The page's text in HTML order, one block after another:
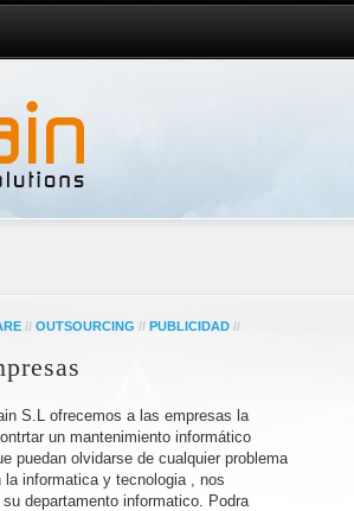
// OUTSOURCING // PUBLICIDAD //
S.L ofrecemos a las empresas la
un mantenimiento informático
puedan olvidarse de cualquier problema
la informatica y tecnologia , nos
departamento informatico. Podra